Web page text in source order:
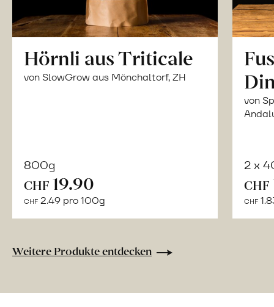
Hörnli aus Triticale
von SlowGrow aus Mönchaltorf, ZH
800g
CHF 19.90
CHF 2.49 pro 100g
von
2 x
CHF
CHF
Weitere Produkte entdecken